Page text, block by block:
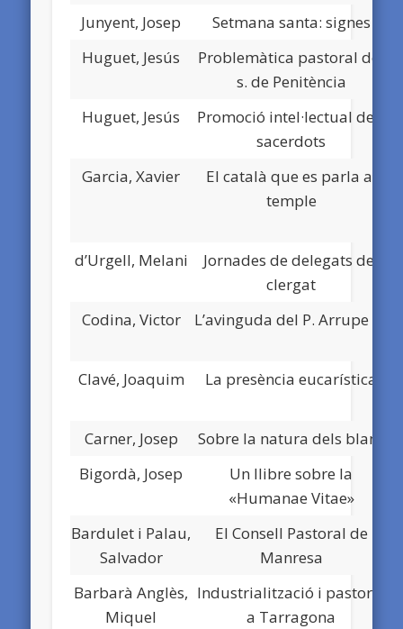
Junyent, Josep
Setmana santa: signes
Huguet, Jesús
Problemàtica pastoral del
s. de Penitència
Huguet, Jesús
Promoció intel·lectual dels
sacerdots
Garcia, Xavier
El català que es parla al
temple
d’Urgell, Melani
Jornades de delegats del
clergat
Codina, Victor
L’avinguda del P. Arrupe ….
Clavé, Joaquim La presència eucarística
Carner, Josep
Sobre la natura dels blans
Bigordà, Josep
Un llibre sobre la
«Humanae Vitae»
Bardulet i Palau,
Salvador
El Consell Pastoral de
Manresa
Barbarà Anglès,
Miquel
Industrialització i pastoral
a Tarragona